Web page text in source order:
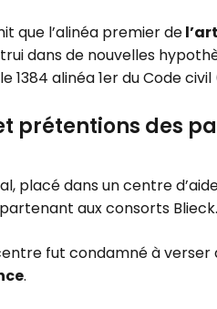
que l’alinéa premier de
dans de nouvelles
1384 alinéa 1er du Code civil
prétentions des
placé dans un centre
aux consorts Blieck.
fut condamné à
.